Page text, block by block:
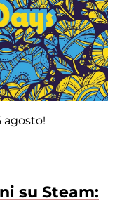
agosto!
su Steam: